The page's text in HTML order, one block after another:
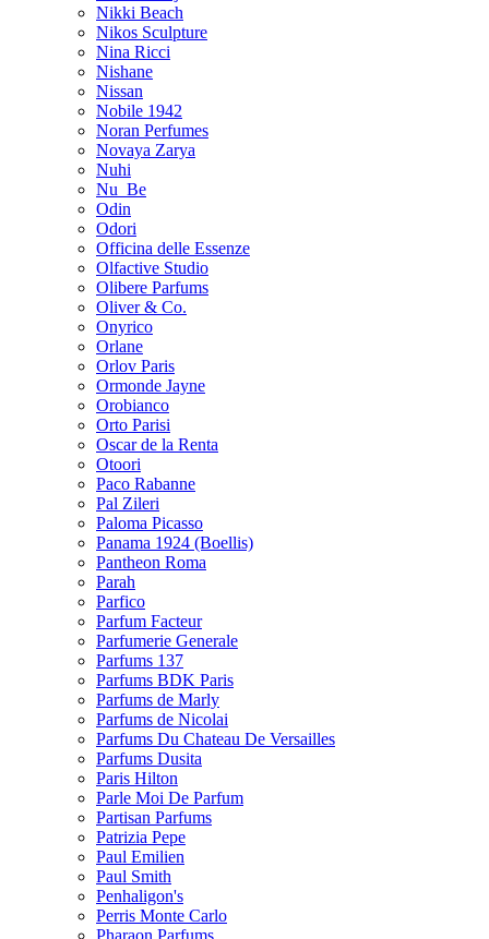
Nikki Beach
Nikos Sculpture
Nina Ricci
Nishane
Nissan
Nobile 1942
Noran Perfumes
Novaya Zarya
Nuhi
Nu_Be
Odin
Odori
Officina delle Essenze
Olfactive Studio
Olibere Parfums
Oliver & Co.
Onyrico
Orlane
Orlov Paris
Ormonde Jayne
Orobianco
Orto Parisi
Oscar de la Renta
Otoori
Paco Rabanne
Pal Zileri
Paloma Picasso
Panama 1924 (Boellis)
Pantheon Roma
Parah
Parfico
Parfum Facteur
Parfumerie Generale
Parfums 137
Parfums BDK Paris
Parfums de Marly
Parfums de Nicolai
Parfums Du Chateau De Versailles
Parfums Dusita
Paris Hilton
Parle Moi De Parfum
Partisan Parfums
Patrizia Pepe
Paul Emilien
Paul Smith
Penhaligon's
Perris Monte Carlo
Pharaon Parfums